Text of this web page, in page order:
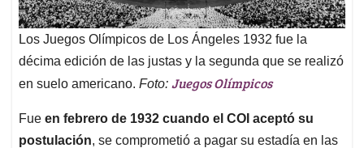
Los Juegos Olímpicos de Los Ángeles 1932 fue la
décima edición de las justas y la segunda que se realizó
en suelo americano. Foto: Juegos Olímpicos
Fue en febrero de 1932 cuando el COI aceptó su
postulación, se comprometió a pagar su estadía en las